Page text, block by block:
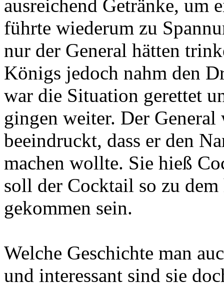
ausreichend Getränke, um
führte wiederum zu
nur der General hätten
Königs jedoch nahm den
war die Situation gerettet
gingen weiter. Der General
beeindruckt, dass er den
machen wollte. Sie hieß
soll der Cocktail so zu dem
gekommen sein.
Welche Geschichte man
und interessant sind sie